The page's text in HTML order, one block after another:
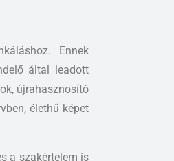
Ennek
által leadott
újrahasznosító
élethű képet
a szakértelem is